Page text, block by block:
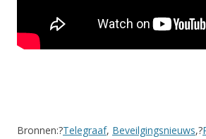
Bronnen:?Telegraaf, Beveilgingsnieuws,?